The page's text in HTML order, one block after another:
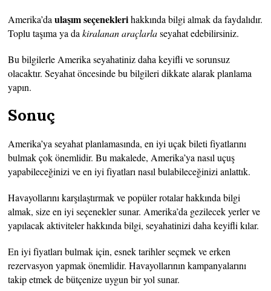
Amerika’daulaşım seçeneklerihakkında bilgi almak da faydalıdır.
Toplu taşıma ya dakiralanan araçlarlaseyahat edebilirsiniz.
Bu bilgilerle Amerika seyahatiniz daha keyifli ve sorunsuz
olacaktır. Seyahat öncesinde bu bilgileri dikkate alarak planlama
yapın.
Sonuç
Amerika’ya seyahat planlamasında, en iyi uçak bileti fiyatlarını
bulmak çok önemlidir. Bu makalede, Amerika’ya nasıl uçuş
yapabileceğinizi ve en iyi fiyatları nasıl bulabileceğinizi anlattık.
Havayollarını karşılaştırmak ve popüler rotalar hakkında bilgi
almak, size en iyi seçenekler sunar. Amerika’da gezilecek yerler ve
yapılacak aktiviteler hakkında bilgi, seyahatinizi daha keyifli kılar.
En iyi fiyatları bulmak için, esnek tarihler seçmek ve erken
rezervasyon yapmak önemlidir. Havayollarının kampanyalarını
takip etmek de bütçenize uygun bir yol sunar.